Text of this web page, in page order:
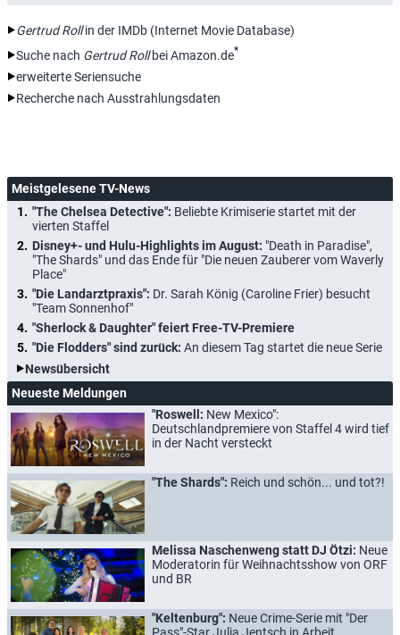
Gertrud Rollin der IMDb (Internet Movie Database)
Suche nach Gertrud Rollbei Amazon.de*
erweiterte Seriensuche
Recherche nach Ausstrahlungsdaten
Meistgelesene TV-News
"The Chelsea Detective": Beliebte Krimiserie startet mit der
vierten Staffel
Disney+- und Hulu-Highlights im August: "Death in Paradise",
"The Shards" und das Ende für "Die neuen Zauberer vom Waverly
Place"
"Die Landarztpraxis": Dr. Sarah König (Caroline Frier) besucht
"Team Sonnenhof"
"Sherlock & Daughter" feiert Free-TV-Premiere
"Die Flodders" sind zurück: An diesem Tag startet die neue Serie
Newsübersicht
Neueste Meldungen
"Roswell: New Mexico":
Deutschlandpremiere von Staffel 4 wird tief
in der Nacht versteckt
"The Shards": Reich und schön... und tot?!
Melissa Naschenweng statt DJ Ötzi: Neue
Moderatorin für Weihnachtsshow von ORF
und BR
"Keltenburg": Neue Crime-Serie mit "Der
Pass"-Star Julia Jentsch in Arbeit